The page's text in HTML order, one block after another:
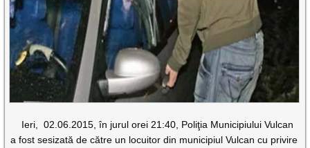
Ieri, 02.06.2015, în jurul orei 21:40, Poliţia Municipiului Vulcan
a fost sesizată de către un locuitor din municipiul Vulcan cu privire